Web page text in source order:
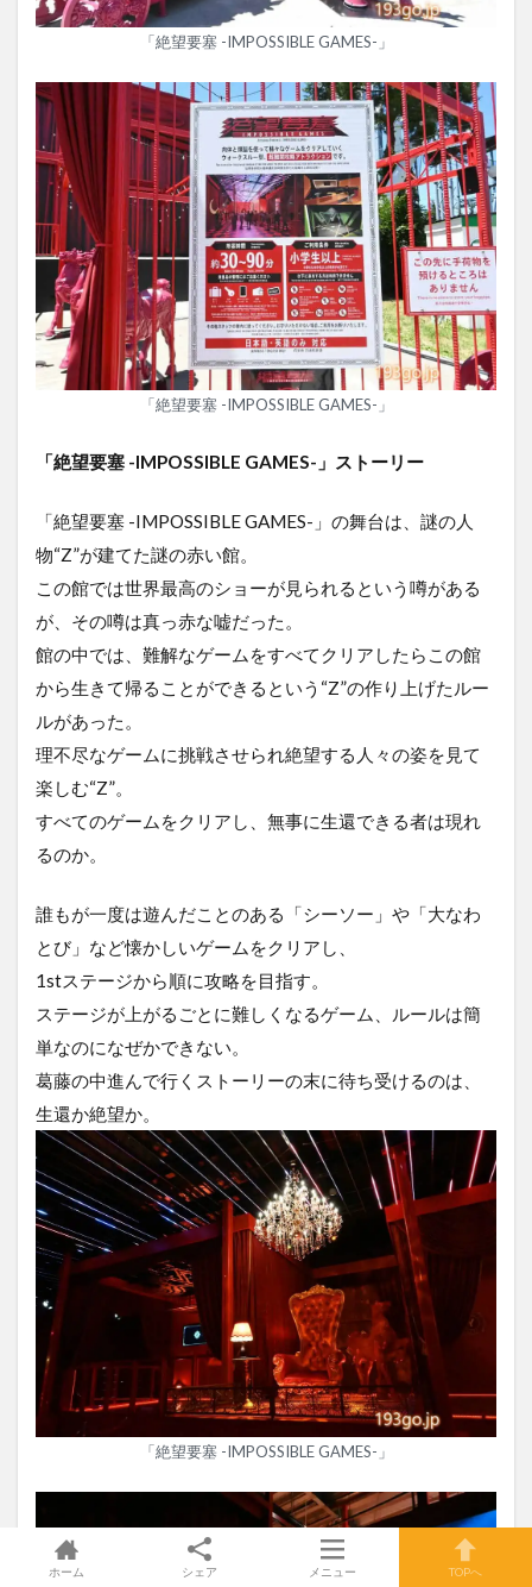
「絶望要塞 -IMPOSSIBLE GAMES-」
「絶望要塞 -IMPOSSIBLE GAMES-」
「絶望要塞 -IMPOSSIBLE GAMES-」ストーリー
「絶望要塞 -IMPOSSIBLE GAMES-」の舞台は、謎の人
物“Z”が建てた謎の赤い館。
この館では世界最高のショーが見られるという噂がある
が、その噂は真っ赤な嘘だった。
館の中では、難解なゲームをすべてクリアしたらこの館
から生きて帰ることができるという“Z”の作り上げたルー
ルがあった。
理不尽なゲームに挑戦させられ絶望する人々の姿を見て
楽しむ“Z”。
すべてのゲームをクリアし、無事に生還できる者は現れ
るのか。
誰もが一度は遊んだことのある「シーソー」や「大なわ
とび」など懐かしいゲームをクリアし、
1stステージから順に攻略を目指す。
ステージが上がるごとに難しくなるゲーム、ルールは簡
単なのになぜかできない。
葛藤の中進んで行くストーリーの末に待ち受けるのは、
生還か絶望か。
「絶望要塞 -IMPOSSIBLE GAMES-」
ホーム シェア メニュー TOPへ